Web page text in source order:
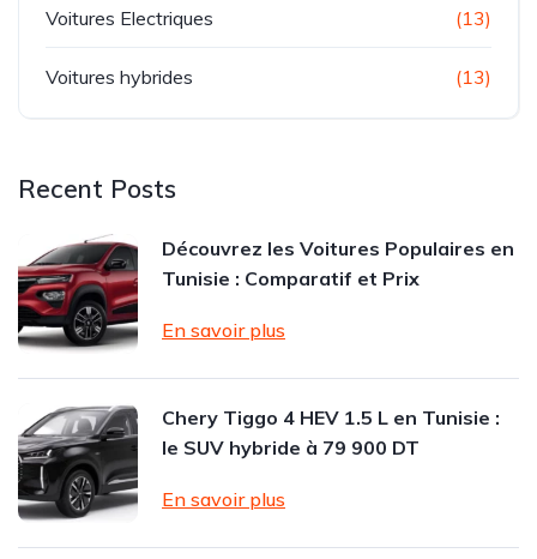
Voitures Electriques (13)
Voitures hybrides (13)
Recent Posts
Découvrez les Voitures Populaires en
Tunisie : Comparatif et Prix
En savoir plus
Chery Tiggo 4 HEV 1.5 L en Tunisie :
le SUV hybride à 79 900 DT
En savoir plus